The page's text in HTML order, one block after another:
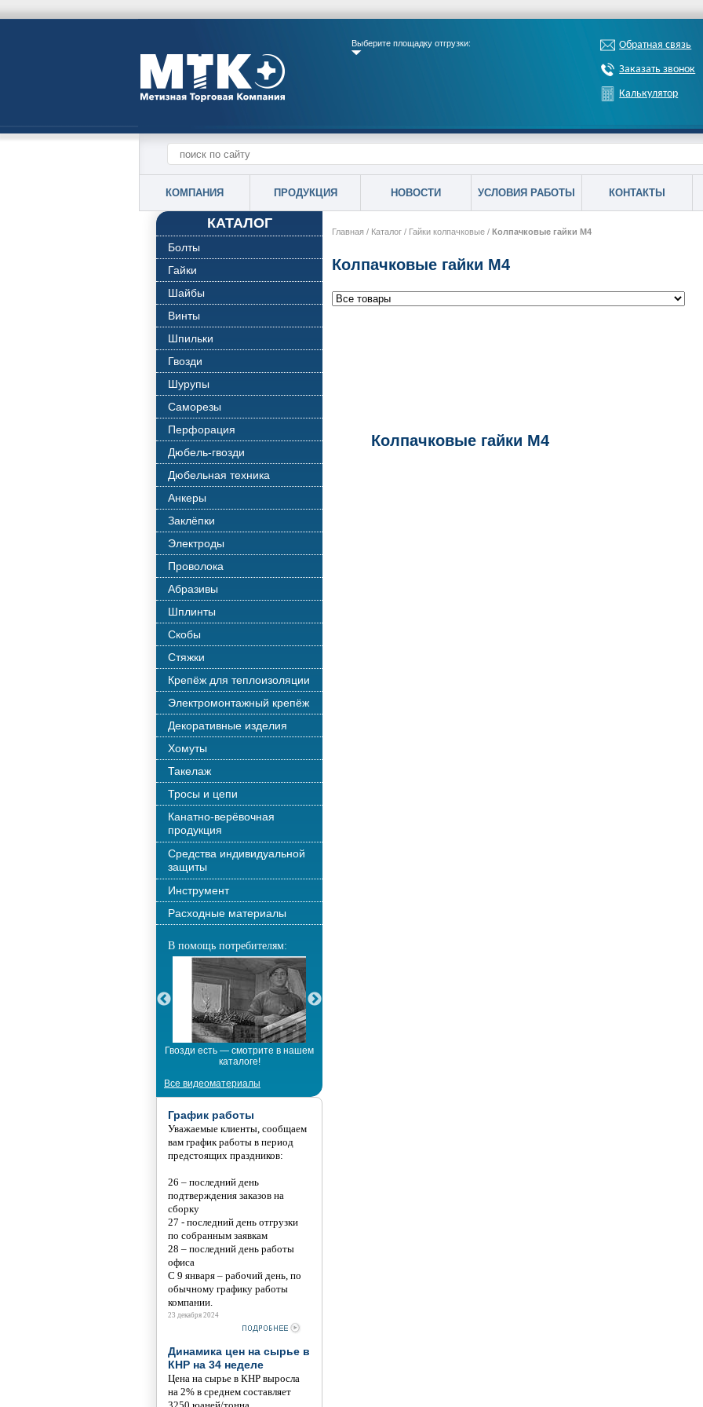
Выберите площадку отгрузки: Обратная связь
Заказать звонок
Калькулятор
КОМПАНИЯ ПРОДУКЦИЯ НОВОСТИ УСЛОВИЯ РАБОТЫ КОНТАКТЫ
КАТАЛОГ
Болты
Гайки
Шайбы
Винты
Шпильки
Гвозди
Шурупы
Саморезы
Перфорация
Дюбель-гвозди
Дюбельная техника
Анкеры
Заклёпки
Электроды
Проволока
Абразивы
Шплинты
Скобы
Стяжки
Крепёж для теплоизоляции
Электромонтажный крепёж
Декоративные изделия
Хомуты
Такелаж
Тросы и цепи
Канатно-верёвочная
продукция
Средства индивидуальной
защиты
Инструмент
Расходные материалы
В помощь потребителям:
Гвозди есть — смотрите в нашем
каталоге!
Все видеоматериалы
График работы
Уважаемые клиенты, сообщаем
вам график работы в период
предстоящих праздников:
26 – последний день
подтверждения заказов на
сборку
27 - последний день отгрузки
по собранным заявкам
28 – последний день работы
офиса
С 9 января – рабочий день, по
обычному графику работы
компании.
23 декабря 2024
Динамика цен на сырье в
КНР на 34 неделе
Цена на сырье в КНР выросла
на 2% в среднем составляет
Главная / Каталог / Гайки колпачковые / Колпачковые гайки М4
Колпачковые гайки М4
Колпачковые гайки М4